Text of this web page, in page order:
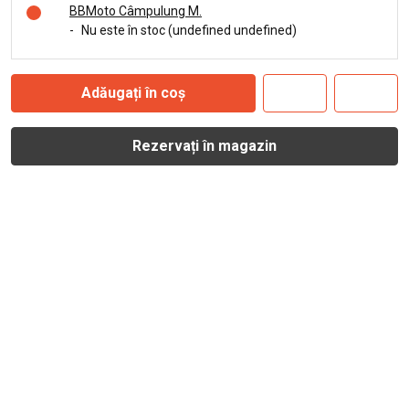
BBMoto Câmpulung M.
-
Nu este în stoc (undefined undefined)
Adăugați în coș
Rezervați în magazin